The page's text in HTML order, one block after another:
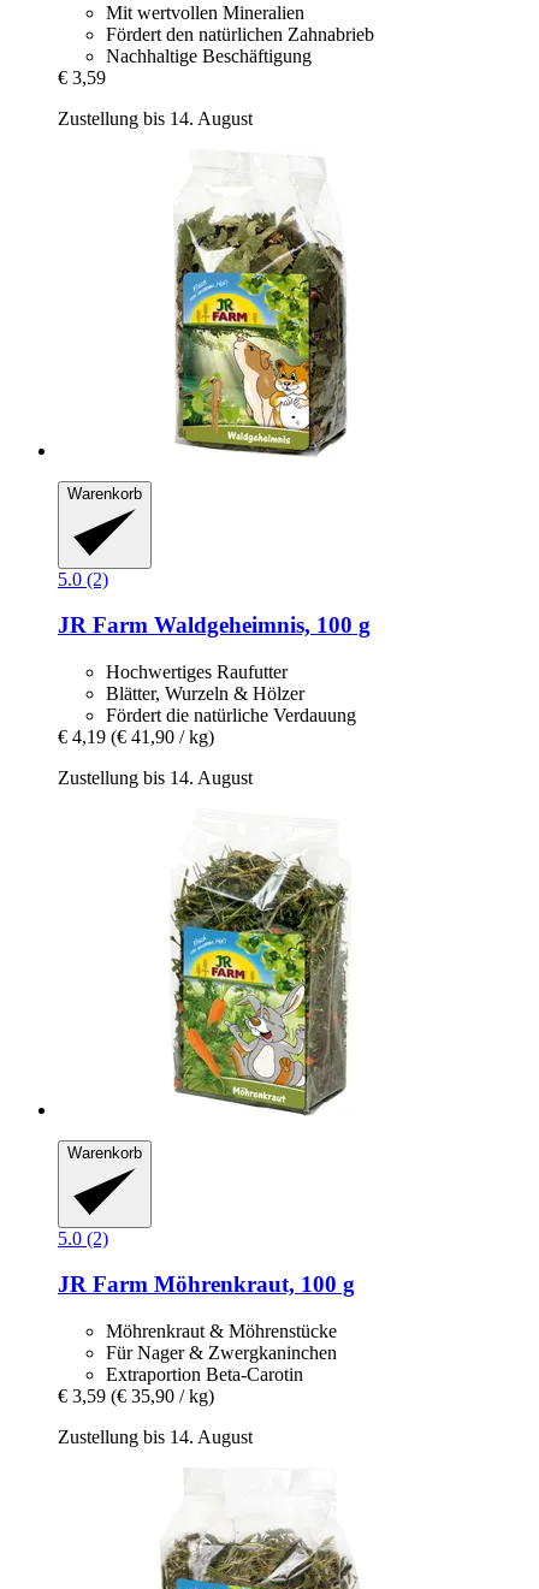
Mit wertvollen Mineralien
Fördert den natürlichen Zahnabrieb
Nachhaltige Beschäftigung
€ 3,59
Zustellung bis 14. August
Warenkorb
5.0 (2)
JR Farm Waldgeheimnis, 100 g
Hochwertiges Raufutter
Blätter, Wurzeln & Hölzer
Fördert die natürliche Verdauung
€ 4,19 (€ 41,90 / kg)
Zustellung bis 14. August
Warenkorb
5.0 (2)
JR Farm Möhrenkraut, 100 g
Möhrenkraut & Möhrenstücke
Für Nager & Zwergkaninchen
Extraportion Beta-Carotin
€ 3,59 (€ 35,90 / kg)
Zustellung bis 14. August